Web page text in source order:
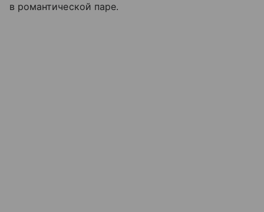
в романтической паре.